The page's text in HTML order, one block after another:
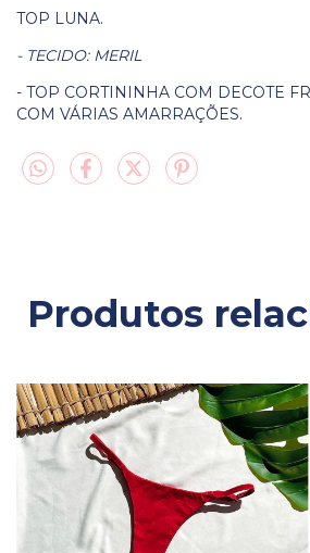
TOP LUNA.
- TECIDO: MERIL
- TOP CORTININHA COM DECOTE
COM VÁRIAS AMARRAÇÕES.
Produtos